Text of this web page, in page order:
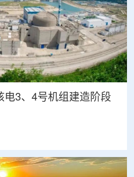
电3、4号机组建造阶段